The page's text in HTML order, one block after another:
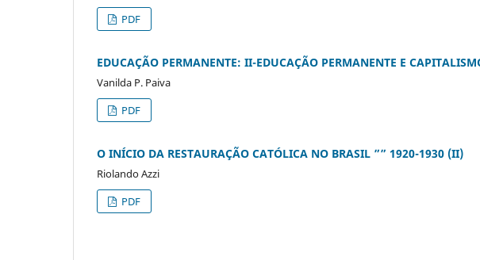
PDF
EDUCAÇÃO PERMANENTE: II-EDUCAÇÃO PERMANENTE E
Vanilda P. Paiva
PDF
O INÍCIO DA RESTAURAÇÃO CATÓLICA NO BRASIL ”” 1920-1930 (II)
Riolando Azzi
PDF